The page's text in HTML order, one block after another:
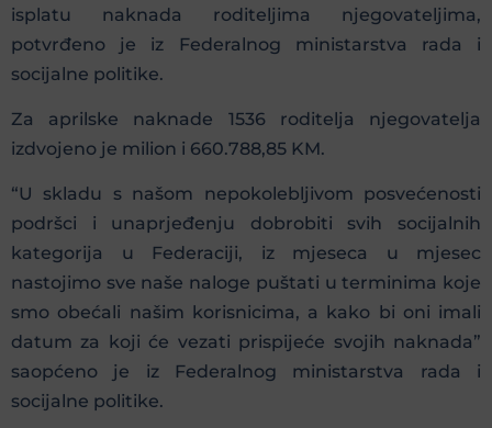
isplatu naknada roditeljima njegovateljima,
potvrđeno je iz Federalnog ministarstva rada i
socijalne politike.
Za aprilske naknade 1536 roditelja njegovatelja
izdvojeno je milion i 660.788,85 KM.
“U skladu s našom nepokolebljivom posvećenosti
podršci i unaprjeđenju dobrobiti svih socijalnih
kategorija u Federaciji, iz mjeseca u mjesec
nastojimo sve naše naloge puštati u terminima koje
smo obećali našim korisnicima, a kako bi oni imali
datum za koji će vezati prispijeće svojih naknada”
saopćeno je iz Federalnog ministarstva rada i
socijalne politike.